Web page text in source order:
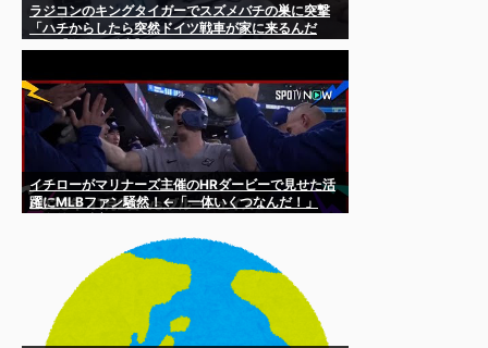
ラジコンのキングタイガーでスズメバチの巣に突撃
「ハチからしたら突然ドイツ戦車が家に来るんだ
イチローがマリナーズ主催のHRダービーで見せた活
躍にMLBファン騒然！←「一体いくつなんだ！」